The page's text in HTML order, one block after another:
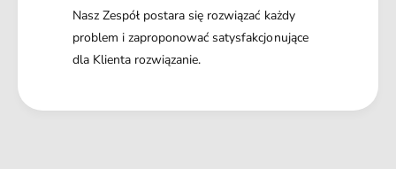
Nasz Zespół postara się rozwiązać każdy
problem i zaproponować satysfakcjonujące
dla Klienta rozwiązanie.